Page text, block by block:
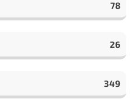
78
26
349